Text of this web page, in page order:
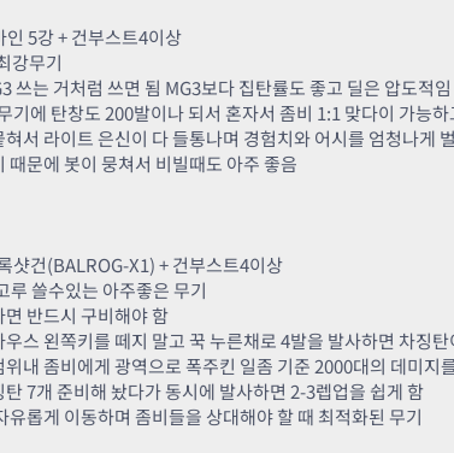
5강 + 건부스트4이상
강무기
쓰는 거처럼 쓰면 됨 MG3보다 집탄률도 좋고 딜은 압도적임
기에 탄창도 200발이나 되서 혼자서 좀비 1:1 맞다이 가능하
서 라이트 은신이 다 들통나며 경험치와 어시를 엄청나게
때문에 봇이 뭉쳐서 비빌때도 아주 좋음
(BALROG-X1) + 건부스트4이상
루 쓸수있는 아주좋은 무기
반드시 구비해야 함
스 왼쪽키를 떼지 말고 꾹 누른채로 4발을 발사하면 차징
내 좀비에게 광역으로 폭주킨 일좀 기준 2000대의 데미지
7개 준비해 놨다가 동시에 발사하면 2-3렙업을 쉽게 함
유롭게 이동하며 좀비들을 상대해야 할 때 최적화된 무기